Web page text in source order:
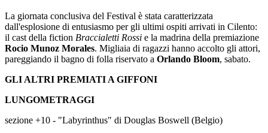
La giornata conclusiva del Festival è stata caratterizzata
dall'esplosione di entusiasmo per gli ultimi ospiti arrivati in Cilento:
il cast della fiction Braccialetti Rossi e la madrina della premiazione
Rocio Munoz Morales. Migliaia di ragazzi hanno accolto gli attori,
pareggiando il bagno di folla riservato a Orlando Bloom, sabato.
GLI ALTRI PREMIATI A GIFFONI
LUNGOMETRAGGI
sezione +10 - "Labyrinthus" di Douglas Boswell (Belgio)